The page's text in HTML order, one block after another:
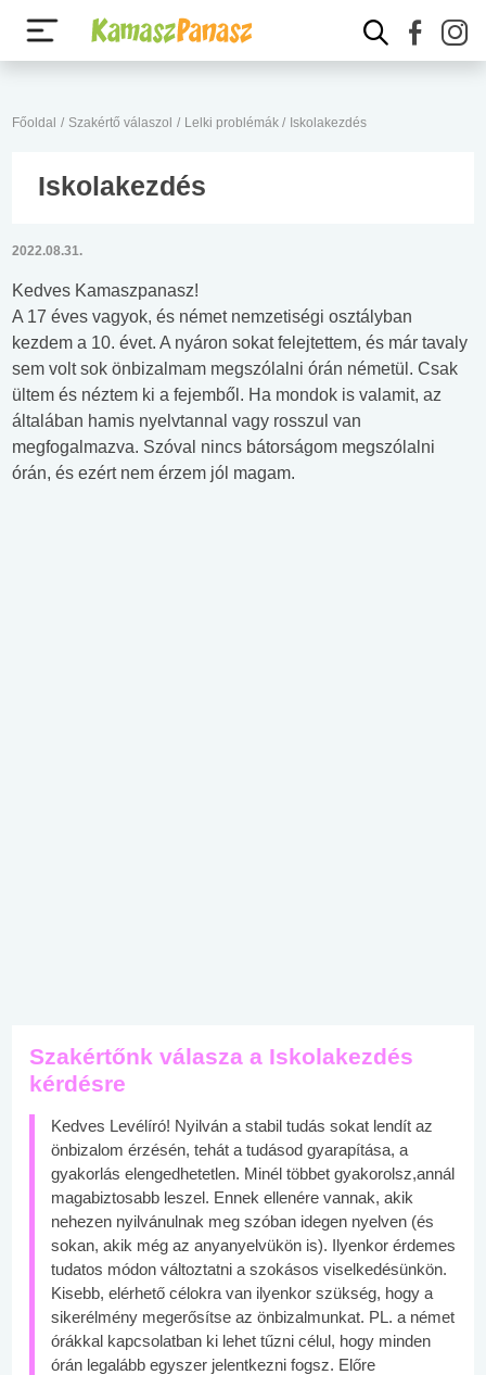
Főoldal / Szakértő válaszol / Lelki problémák / Iskolakezdés
Iskolakezdés
2022.08.31.
Kedves Kamaszpanasz!
A 17 éves vagyok, és német nemzetiségi osztályban
kezdem a 10. évet. A nyáron sokat felejtettem, és már tavaly
sem volt sok önbizalmam megszólalni órán németül. Csak
ültem és néztem ki a fejemből. Ha mondok is valamit, az
általában hamis nyelvtannal vagy rosszul van
megfogalmazva. Szóval nincs bátorságom megszólalni
órán, és ezért nem érzem jól magam.
Szakértőnk válasza a Iskolakezdés
kérdésre
Kedves Levélíró! Nyilván a stabil tudás sokat lendít az
önbizalom érzésén, tehát a tudásod gyarapítása, a
gyakorlás elengedhetetlen. Minél többet gyakorolsz,annál
magabiztosabb leszel. Ennek ellenére vannak, akik
nehezen nyilvánulnak meg szóban idegen nyelven (és
sokan, akik még az anyanyelvükön is). Ilyenkor érdemes
tudatos módon változtatni a szokásos viselkedésünkön.
Kisebb, elérhető célokra van ilyenkor szükség, hogy a
sikerélmény megerősítse az önbizalmunkat. PL. a német
órákkal kapcsolatban ki lehet tűzni célul, hogy minden
órán legalább egyszer jelentkezni fogsz. Előre